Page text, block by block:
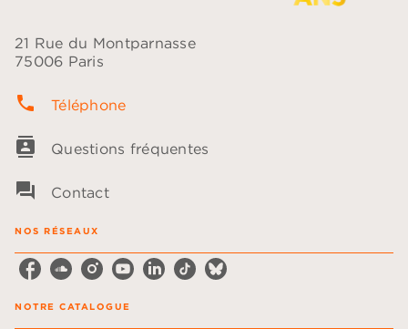
21 Rue du Montparnasse
75006 Paris
phone Téléphone
contacts Questions fréquentes
question_answer Contact
NOS RÉSEAUX
NOTRE CATALOGUE